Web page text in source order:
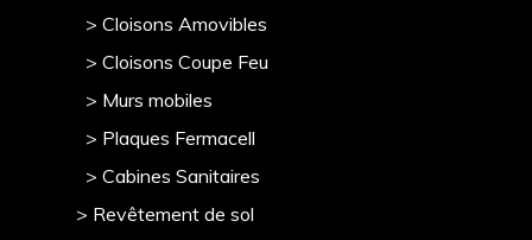
> Cloisons Amovibles
> Cloisons Coupe Feu
> Murs mobiles
> Plaques Fermacell
> Cabines Sanitaires
> Revêtement de sol